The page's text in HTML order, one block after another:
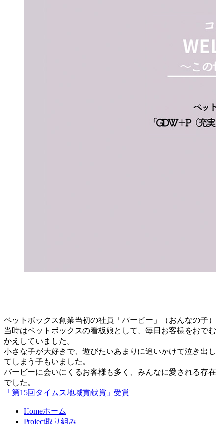
ペットボックス創業当初の社員「バービー」（おんなの子）
当時はペットボックスの看板娘として、毎日お客様をおでむ
かえしていました。
小さな子が大好きで、遊びたいあまりに追いかけて泣き出し
てしまう子もいました。
バービーに会いにくるお客様も多く、みんなに愛される存在
でした。
「第15回タイムス地域貢献賞」受賞
Homeホーム
Project取り組み